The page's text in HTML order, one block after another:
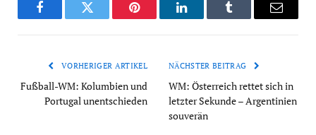
FacebookTwitter Pinterest LinkedInTumblr Email
VORHERIGER ARTIKEL
Fußball-WM: Kolumbien und
Portugal unentschieden
NÄCHSTER BEITRAG
WM: Österreich rettet sich in
letzter Sekunde – Argentinien
souverän